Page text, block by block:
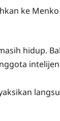
ke
hidup.